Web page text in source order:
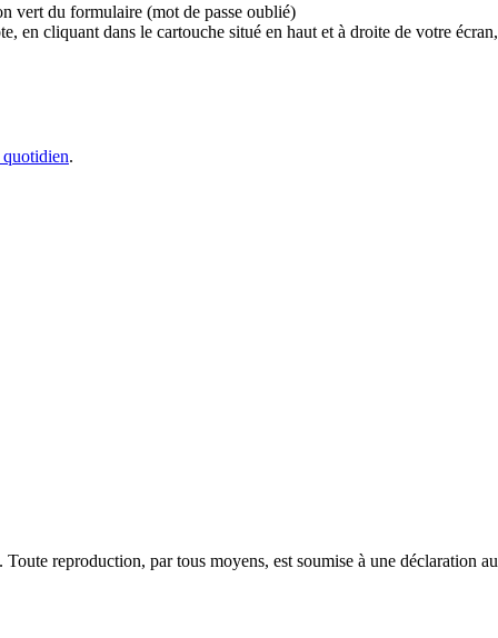
vert du formulaire (mot de passe oublié)
en cliquant dans le cartouche situé en haut et à droite de votre
quotidien.
reproduction, par tous moyens, est soumise à une déclaration